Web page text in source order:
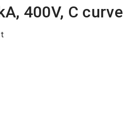
400V, C curve